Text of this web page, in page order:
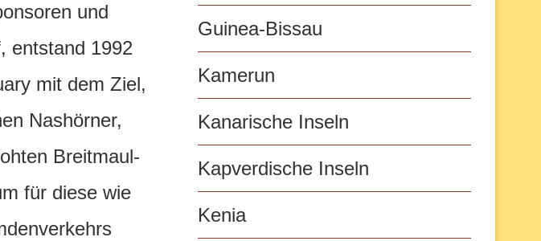
und
entstand 1992
mit dem Ziel,
Nashörner,
Breitmaul-
für diese wie
Guinea-Bissau
Kamerun
Kanarische Inseln
Kapverdische Inseln
Kenia